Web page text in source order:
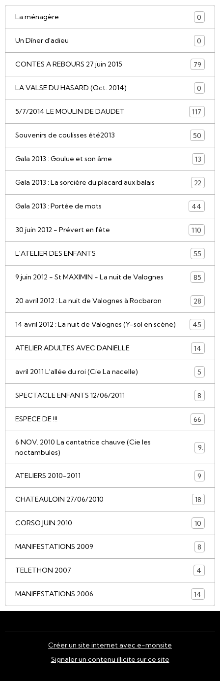
La ménagère 0
Un Dîner d'adieu 0
CONTES A REBOURS 27 juin 2015 79
LA VALSE DU HASARD (Oct. 2014) 0
5/7/2014 LE MOULIN DE DAUDET 117
Souvenirs de coulisses été2013 50
Gala 2013 : Goulue et son âme 13
Gala 2013 : La sorcière du placard aux balais 22
Gala 2013 : Portée de mots 44
30 juin 2012 - Prévert en fête 110
L'ATELIER DES ENFANTS 55
9 juin 2012 - St MAXIMIN - La nuit de Valognes 85
20 avril 2012 : La nuit de Valognes à Rocbaron 28
14 avril 2012 : La nuit de Valognes (Y-sol en scène) 45
ATELIER ADULTES AVEC DANIELLE 14
avril 2011 L'allée du roi (Cie La nacelle) 5
SPECTACLE ENFANTS 12/06/2011 8
ESPECE DE !!! 66
6 NOV. 2010 La cantatrice chauve (Cie les
noctambules)
9
ATELIERS 2010-2011 9
CHATEAULOIN 27/06/2010 18
CORSO JUIN 2010 10
MANIFESTATIONS 2009 8
TELETHON 2007 4
MANIFESTATIONS 2006 14
Créer un site internet avec e-monsite
Signaler un contenu illicite sur ce site